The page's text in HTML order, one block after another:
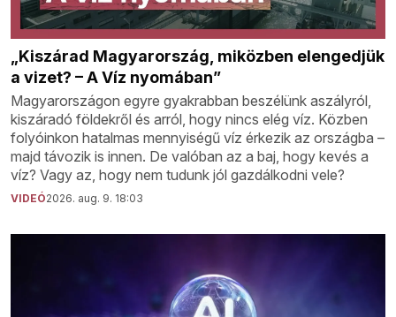
„Kiszárad Magyarország, miközben elengedjük
a vizet? – A Víz nyomában”
Magyarországon egyre gyakrabban beszélünk aszályról,
kiszáradó földekről és arról, hogy nincs elég víz. Közben
folyóinkon hatalmas mennyiségű víz érkezik az országba –
majd távozik is innen. De valóban az a baj, hogy kevés a
víz? Vagy az, hogy nem tudunk jól gazdálkodni vele?
VIDEÓ2026. aug. 9. 18:03